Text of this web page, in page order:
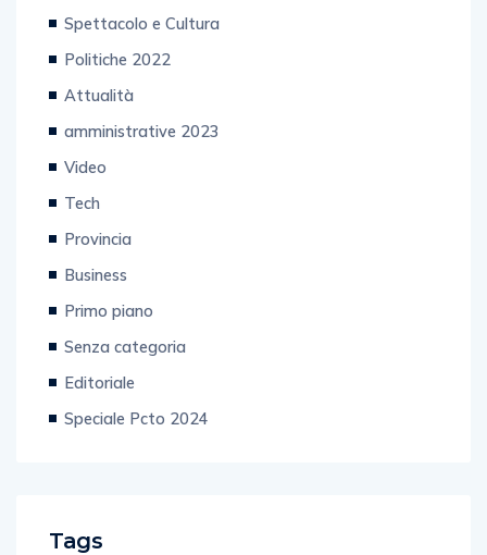
Spettacolo e Cultura
Politiche 2022
Attualità
amministrative 2023
Video
Tech
Provincia
Business
Primo piano
Senza categoria
Editoriale
Speciale Pcto 2024
Tags